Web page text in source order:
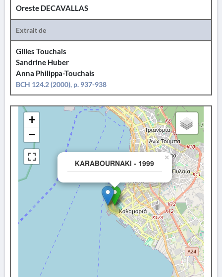
Oreste DECAVALLAS
Extrait de
Gilles Touchais
Sandrine Huber
Anna Philippa-Touchais
BCH 124.2 (2000), p. 937-938
KARABOURNAKI - 1999
×
+
−